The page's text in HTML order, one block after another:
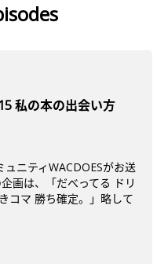
私の本の出会い方
ュニティWACDOESがお送
画は、「だべってる ドリ
コマ 勝ち確定。」略して